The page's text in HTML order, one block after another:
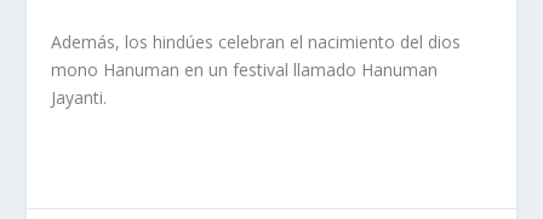
Además, los hindúes celebran el nacimiento del dios
mono Hanuman en un festival llamado Hanuman
Jayanti.